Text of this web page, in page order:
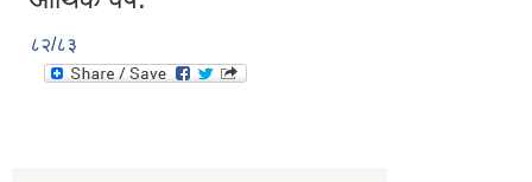
८२/८३